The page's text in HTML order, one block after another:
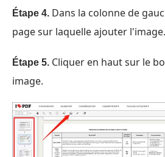
Étape 4. Dans la colonne de
page sur laquelle ajouter l'image.
Étape 5. Cliquer en haut sur le
image.